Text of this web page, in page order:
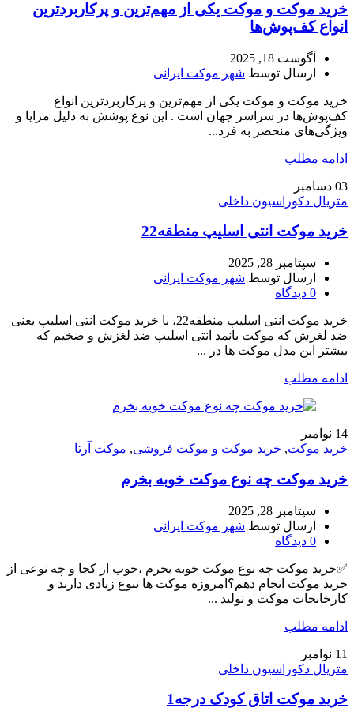
خرید موکت و موکت یکی از مهم‌ترین و پرکاربردترین
انواع کف‌پوش‌ها
آگوست 18, 2025
ارسال توسط شهر موکت ایرانی
خرید موکت و موکت یکی از مهم‌ترین و پرکاربردترین انواع
کف‌پوش‌ها در سراسر جهان است . این نوع پوشش به دلیل مزایا و
ویژگی‌های منحصر به فرد...
ادامه مطلب
03 دسامبر
متریال دکوراسیون داخلی
خرید موکت انتی اسلیپ منطقه22
سپتامبر 28, 2025
ارسال توسط شهر موکت ایرانی
0 دیدگاه
خرید موکت انتی اسلیپ منطقه22، با خرید موکت انتی اسلیپ یعنی
ضد لغزش که موکت بانمد انتی اسلیپ ضد لغزش و ضخیم که
بیشتر این مدل موکت ها در ...
ادامه مطلب
14 نوامبر
خرید موکت, خرید موکت و موکت فروشی, موکت آرتا
خرید موکت چه نوع موکت خوبه بخرم
سپتامبر 28, 2025
ارسال توسط شهر موکت ایرانی
0 دیدگاه
✅خرید موکت چه نوع موکت خوبه بخرم ،خوب از کجا و چه نوعی از
خرید موکت انجام دهم؟امروزه موکت ها تنوع زیادی دارند و
کارخانجات موکت و تولید ...
ادامه مطلب
11 نوامبر
متریال دکوراسیون داخلی
خرید موکت اتاق کودک درجه1